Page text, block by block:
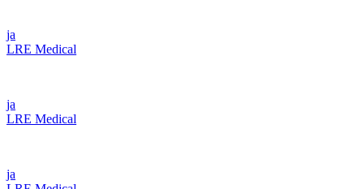
ja
LRE Medical
ja
LRE Medical
ja